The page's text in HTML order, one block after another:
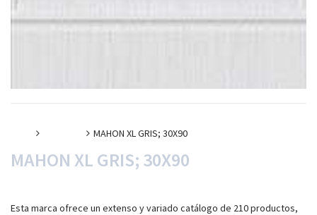
MAHON XL GRIS; 30X90
MAHON XL GRIS; 30X90
Esta marca ofrece un extenso y variado catálogo de 210 productos,